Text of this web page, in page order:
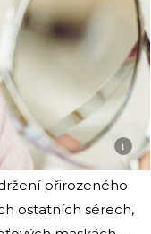
i
přirozeného
ostatních sérech,